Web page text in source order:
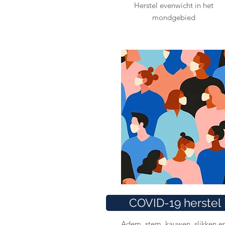
Herstel evenwicht in het
mondgebied
COVID-19 herstel